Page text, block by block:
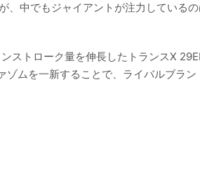
中でもジャイアントが注力している
ストローク量を伸長したトランスX
ムを一新することで、ライバルブラ